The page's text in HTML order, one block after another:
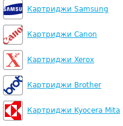
Картриджи Samsung
Картриджи Canon
Картриджи Xerox
Картриджи Brother
Картриджи Kyocera Mita